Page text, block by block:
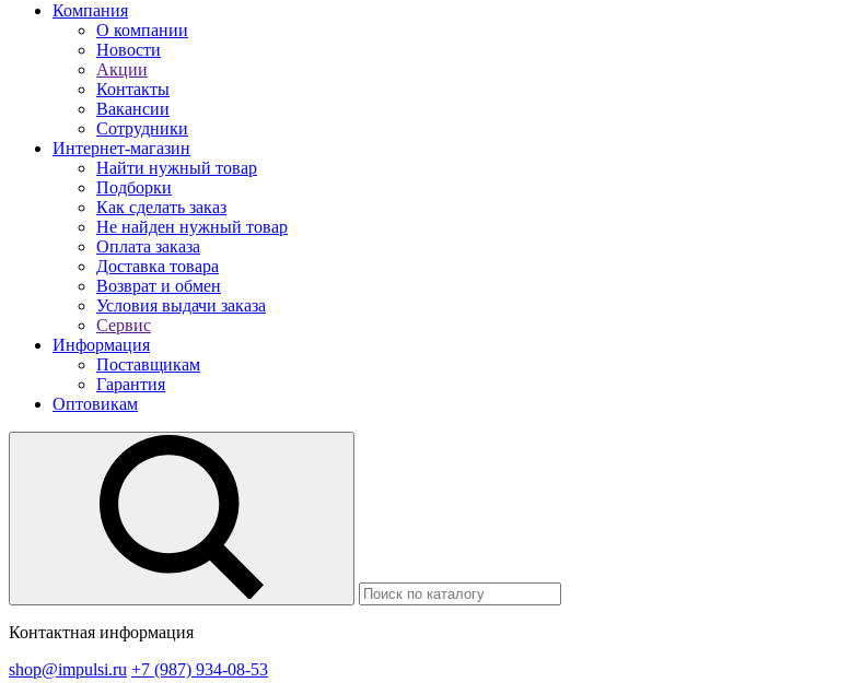
Компания
О компании
Новости
Акции
Контакты
Вакансии
Сотрудники
Интернет-магазин
Найти нужный товар
Подборки
Как сделать заказ
Не найден нужный товар
Оплата заказа
Доставка товара
Возврат и обмен
Условия выдачи заказа
Сервис
Информация
Поставщикам
Гарантия
Оптовикам
Контактная информация
shop@impulsi.ru +7 (987) 934-08-53